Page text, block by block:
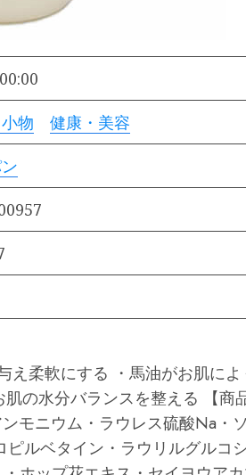
物 健康・美容
え柔軟にする ・馬油がお肌に
の水分バランスを整える 【商
モニウム・ラウレス硫酸Na・
ルベタイン・ラウリルグルコ